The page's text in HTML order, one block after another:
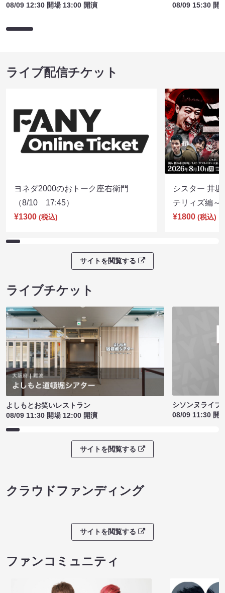
08/09 12:30 開場 13:00 開演
08/09 15:30 開
ライブ配信チケット
ヨネダ2000のおトーク座右衛門
（8/10 17:45）
¥1300 (税込)
シスター 井
テリィズ編
¥1800 (税込)
サイトを閲覧する
ライブチケット
よしもとお笑いレストラン
08/09 11:30 開場 12:00 開演
シソンヌライ
08/09 11:30 開
サイトを閲覧する
クラウドファンディング
サイトを閲覧する
ファンコミュニティ